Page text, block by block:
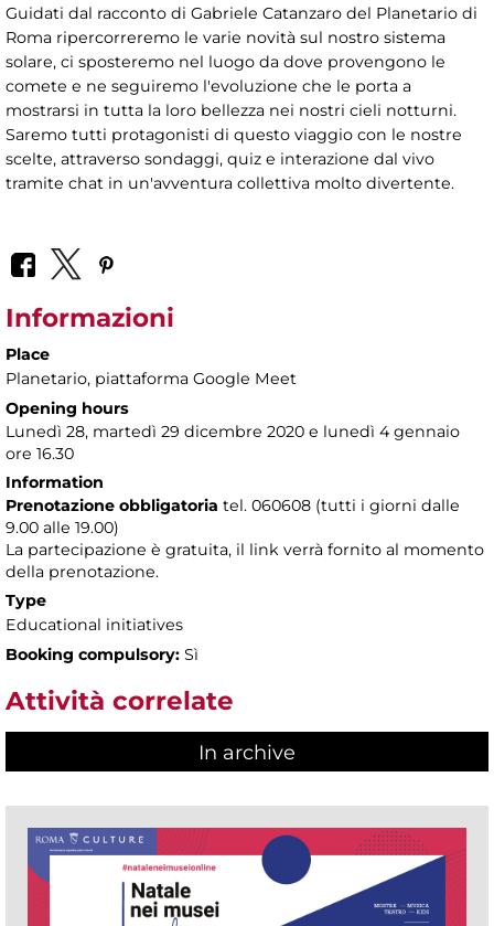
Guidati dal racconto di Gabriele Catanzaro del Planetario di
Roma ripercorreremo le varie novità sul nostro sistema
solare, ci sposteremo nel luogo da dove provengono le
comete e ne seguiremo l'evoluzione che le porta a
mostrarsi in tutta la loro bellezza nei nostri cieli notturni.
Saremo tutti protagonisti di questo viaggio con le nostre
scelte, attraverso sondaggi, quiz e interazione dal vivo
tramite chat in un'avventura collettiva molto divertente.
Informazioni
Place
Planetario, piattaforma Google Meet
Opening hours
Lunedì 28, martedì 29 dicembre 2020 e lunedì 4 gennaio
ore 16.30
Information
Prenotazione obbligatoria tel. 060608 (tutti i giorni dalle
9.00 alle 19.00)
La partecipazione è gratuita, il link verrà fornito al momento
della prenotazione.
Type
Educational initiatives
Booking compulsory: Sì
Attività correlate
In archive